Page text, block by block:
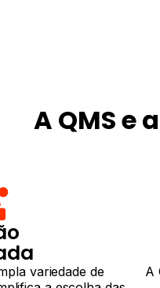
A QMS e
variedade de
A